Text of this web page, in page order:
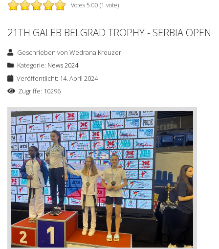
Votes 5.00 (1 vote)
21TH GALEB BELGRAD TROPHY - SERBIA OPEN
Geschrieben vonWedrana Kreuzer
Kategorie: News 2024
Veröffentlicht: 14. April 2024
Zugriffe: 10296